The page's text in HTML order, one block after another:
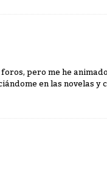
pero me he
en las novelas y